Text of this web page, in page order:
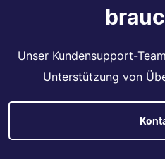
Unser Kundensupport-
Unterstützung von